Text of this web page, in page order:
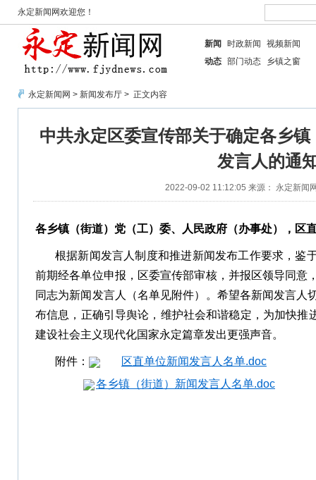
永定新闻网欢迎您！
新闻 时政新闻
视频新闻
动态 部门动态 乡镇之窗
永定新闻网 > 新闻发布厅 > 正文内容
中共永定区委宣传部关于确定各乡
发言人的通
2022-09-02 11:12:05 来源： 永定新闻
各乡镇（街道）党（工）委、人民政府（办事处），区
根据新闻发言人制度和推进新闻发布工作要求，鉴
前期经各单位申报，区委宣传部审核，并报区领导同意
同志为新闻发言人（名单见附件）。希望各新闻发言人
布信息，正确引导舆论，维护社会和谐稳定，为加快推
建设社会主义现代化国家永定篇章发出更强声音。
附件：
区直单位新闻发言人名单.doc
各乡镇（街道）新闻发言人名单.doc